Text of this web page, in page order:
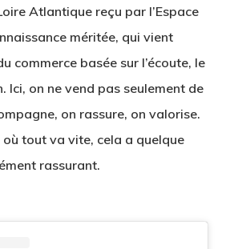
Atlantiquereçu par l’Espace
méritée, qui vient
commerce basée sur l’écoute, le
Ici, on ne vend pas seulement de
on rassure, on valorise.
où tout va vite, cela a quelque
rassurant.